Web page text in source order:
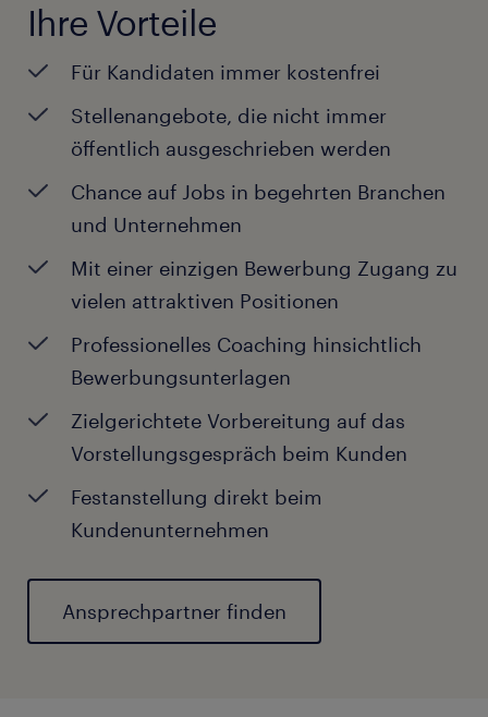
Ihre Vorteile
Für Kandidaten immer kostenfrei
Stellenangebote, die nicht immer
öffentlich ausgeschrieben werden
Chance auf Jobs in begehrten Branchen
und Unternehmen
Mit einer einzigen Bewerbung Zugang zu
vielen attraktiven Positionen
Professionelles Coaching hinsichtlich
Bewerbungsunterlagen
Zielgerichtete Vorbereitung auf das
Vorstellungsgespräch beim Kunden
Festanstellung direkt beim
Kundenunternehmen
Ansprechpartner finden